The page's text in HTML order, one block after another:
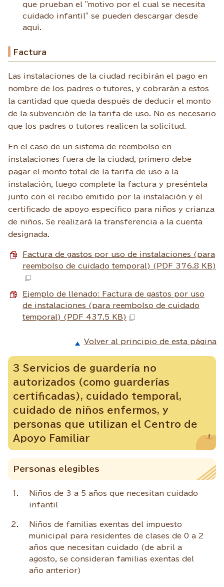
que prueban el "motivo por el cual se necesita
cuidado infantil" se pueden descargar desde
aquí.
Factura
Las instalaciones de la ciudad recibirán el pago en
nombre de los padres o tutores, y cobrarán a estos
la cantidad que queda después de deducir el monto
de la subvención de la tarifa de uso. No es necesario
que los padres o tutores realicen la solicitud.
En el caso de un sistema de reembolso en
instalaciones fuera de la ciudad, primero debe
pagar el monto total de la tarifa de uso a la
instalación, luego complete la factura y preséntela
junto con el recibo emitido por la instalación y el
certificado de apoyo específico para niños y crianza
de niños. Se realizará la transferencia a la cuenta
designada.
Factura de gastos por uso de instalaciones (para
reembolso de cuidado temporal) (PDF 376.8 KB)
Ejemplo de llenado: Factura de gastos por uso
de instalaciones (para reembolso de cuidado
temporal) (PDF 437.5 KB)
Volver al principio de esta página
3 Servicios de guardería no
autorizados (como guarderías
certificadas), cuidado temporal,
cuidado de niños enfermos, y
personas que utilizan el Centro de
Apoyo Familiar
Personas elegibles
Niños de 3 a 5 años que necesitan cuidado
infantil
Niños de familias exentas del impuesto
municipal para residentes de clases de 0 a 2
años que necesitan cuidado (de abril a
agosto, se consideran familias exentas del
año anterior)